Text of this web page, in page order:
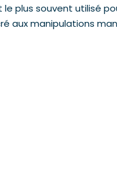
plus souvent utilisé
aux manipulations